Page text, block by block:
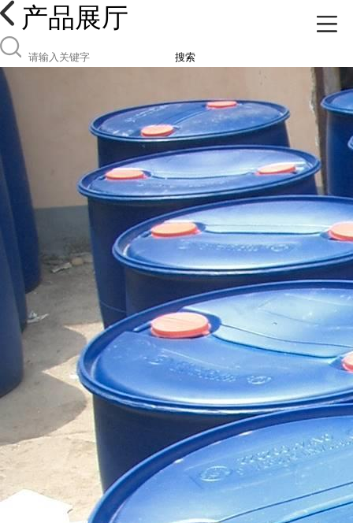
产品展厅
搜索